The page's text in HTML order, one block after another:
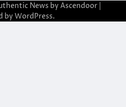
News by Ascendoor
by WordPress.